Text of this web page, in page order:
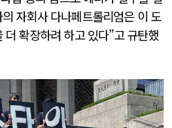
자회사 다나페트롤리엄은 이 도
확장하려 하고 있다”고 규탄했